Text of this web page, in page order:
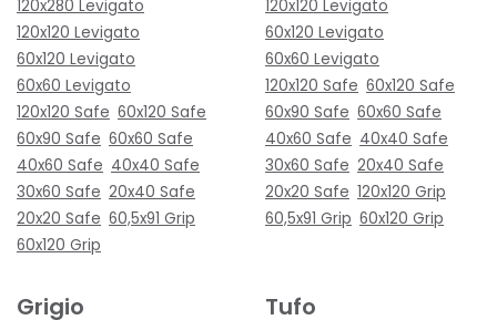
120x280 Levigato
120x120 Levigato
60x120 Levigato
60x60 Levigato
120x120 Safe 60x120 Safe
60x90 Safe 60x60 Safe
40x60 Safe 40x40 Safe
30x60 Safe 20x40 Safe
20x20 Safe 60,5x91 Grip
60x120 Grip
120x120 Levigato
60x120 Levigato
60x60 Levigato
120x120 Safe 60x120 Safe
60x90 Safe 60x60 Safe
40x60 Safe 40x40 Safe
30x60 Safe 20x40 Safe
20x20 Safe 120x120 Grip
60,5x91 Grip 60x120 Grip
Grigio Tufo